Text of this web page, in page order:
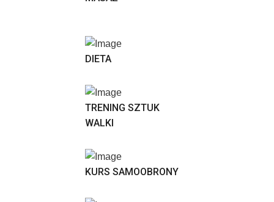
DIETA
TRENING SZTUK
WALKI
KURS SAMOOBRONY